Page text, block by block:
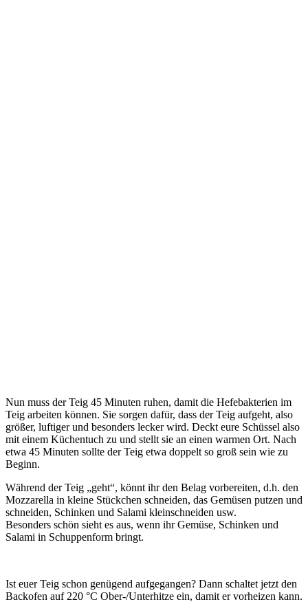
Nun muss der Teig 45 Minuten ruhen, damit die Hefebakterien im
Teig arbeiten können. Sie sorgen dafür, dass der Teig aufgeht, also
größer, luftiger und besonders lecker wird. Deckt eure Schüssel also
mit einem Küchentuch zu und stellt sie an einen warmen Ort. Nach
etwa 45 Minuten sollte der Teig etwa doppelt so groß sein wie zu
Beginn.
Während der Teig „geht“, könnt ihr den Belag vorbereiten, d.h. den
Mozzarella in kleine Stückchen schneiden, das Gemüsen putzen und
schneiden, Schinken und Salami kleinschneiden usw.
Besonders schön sieht es aus, wenn ihr Gemüse, Schinken und
Salami in Schuppenform bringt.
Ist euer Teig schon genügend aufgegangen? Dann schaltet jetzt den
Backofen auf 220 °C Ober-/Unterhitze ein, damit er vorheizen kann.